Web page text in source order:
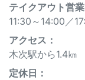
テイクアウト営業
11:30～14:00 ／
アクセス：
木次駅から1.4㎞
定休⽇：